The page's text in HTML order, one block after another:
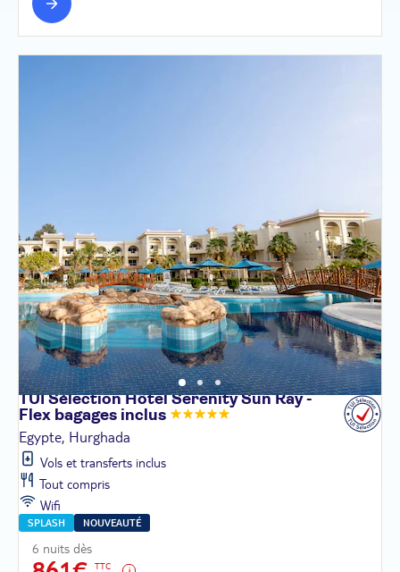
TUI Sélection Hôtel Serenity Sun Ray -
Flex bagages inclus
Egypte, Hurghada
Vols et transferts inclus
Tout compris
Wifi
SPLASH NOUVEAUTÉ
6 nuits dès
TTC